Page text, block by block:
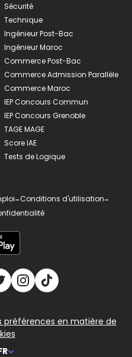
Sécurité
Technique
Ingénieur Post-Bac
Ingénieur Maroc
Commerce Post-Bac
Commerce Admission Parallèle
Commerce Maroc
IEP Concours Commun
IEP Concours Grenoble
TAGE MAGE
Score IAE
Tests de Logique
-Conditions d'utilisation-
préférences en matière de